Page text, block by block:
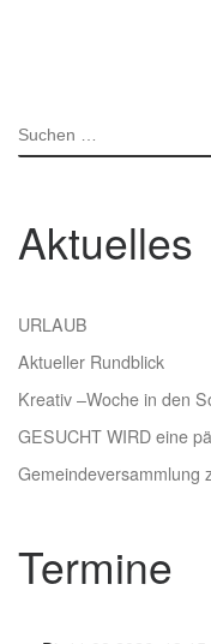
SUCHE
Aktuelles
URLAUB
Aktueller Rundblick
Kreativ –Woche in den
GESUCHT WIRD eine
Gemeindeversammlung
Termine